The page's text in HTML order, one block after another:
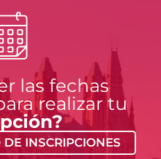
las fechas
realizar tu
INSCRIPCIONES